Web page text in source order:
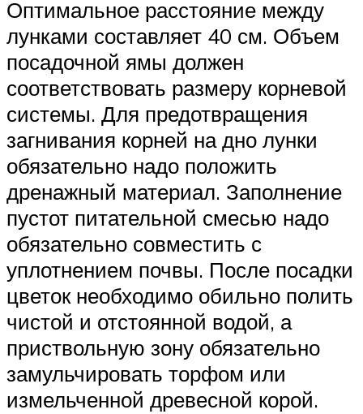
Оптимальное расстояние между
лунками составляет 40 см. Объем
посадочной ямы должен
соответствовать размеру корневой
системы. Для предотвращения
загнивания корней на дно лунки
обязательно надо положить
дренажный материал. Заполнение
пустот питательной смесью надо
обязательно совместить с
уплотнением почвы. После посадки
цветок необходимо обильно полить
чистой и отстоянной водой, а
приствольную зону обязательно
замульчировать торфом или
измельченной древесной корой.